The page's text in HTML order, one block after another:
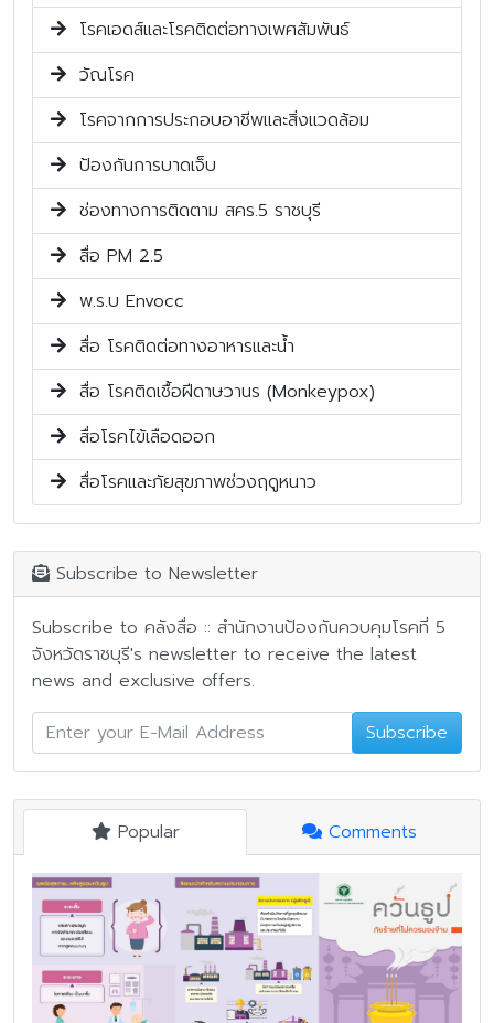
โรคเอดส์และโรคติดต่อทางเพศสัมพันธ์
วัณโรค
โรคจากการประกอบอาชีพและสิ่งแวดล้อม
ป้องกันการบาดเจ็บ
ช่องทางการติดตาม สคร.5 ราชบุรี
สื่อ PM 2.5
พ.ร.บ Envocc
สื่อ โรคติดต่อทางอาหารและน้ำ
สื่อ โรคติดเชื้อฝีดาษวานร (Monkeypox)
สื่อโรคไข้เลือดออก
สื่อโรคและภัยสุขภาพช่วงฤดูหนาว
Subscribe to Newsletter
Subscribe to คลังสื่อ :: สำนักงานป้องกันควบคุมโรคที่ 5
จังหวัดราชบุรี's newsletter to receive the latest
news and exclusive offers.
Subscribe
Popular Comments